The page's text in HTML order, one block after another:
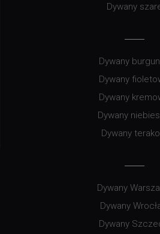
Dywany
Dywany
Dywany
Dywany
Dywany
Dywany
Dywany
Dywany
Dywany